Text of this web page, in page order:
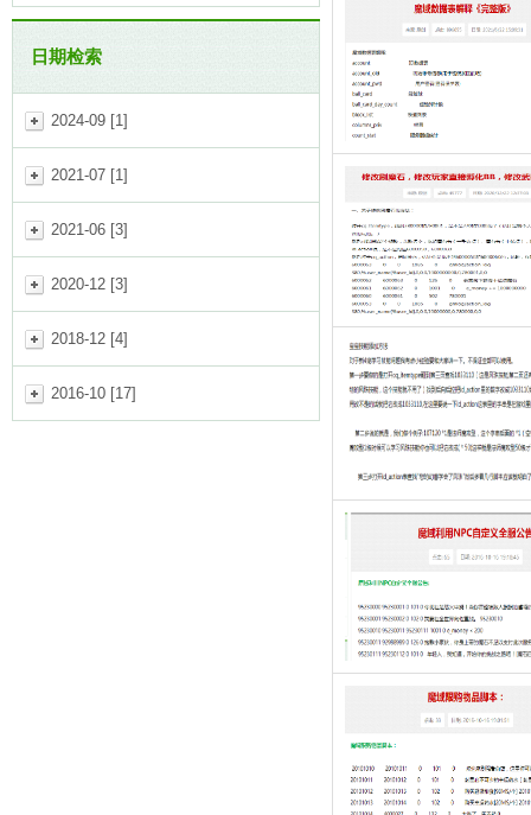
日期检索
2024-09 [1]
2021-07 [1]
2021-06 [3]
2020-12 [3]
2018-12 [4]
2016-10 [17]